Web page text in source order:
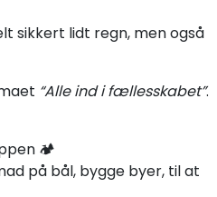
sikkert lidt regn, men også
“Alle ind i fællesskabet”.
🏕️
på bål, bygge byer, til at